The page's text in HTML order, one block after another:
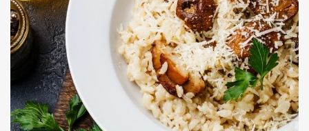
Menu 1 – Forêt enchantée
Entrée : Millefeuille de betterave, ricotta citronnée
Plat : Risotto aux champignons sauvages et noisettes
Dessert : Pomme rôtie aux épices, sablé de châtaigne
Menu 2 – Jardin vivant